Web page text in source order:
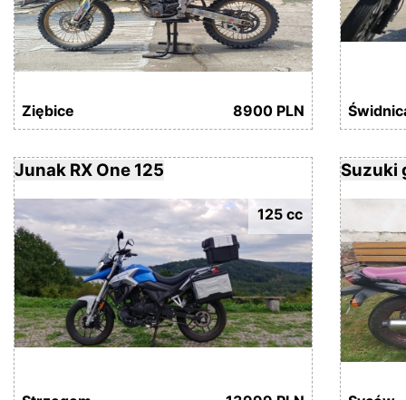
Ziębice 8900 PLN
Junak RX One 125
125 cc
Suzuki